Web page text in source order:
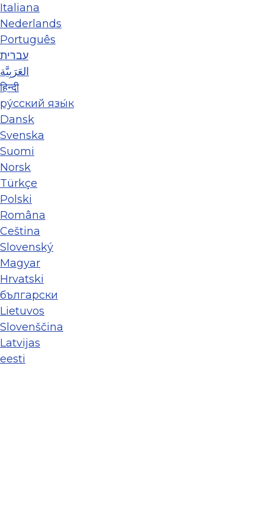
Italiana
Nederlands
Português
עברית
العَرَبِيَّة
हिन्दी
ру́сский язы́к
Dansk
Svenska
Suomi
Norsk
Türkçe
Polski
Româna
Ceština
Slovenský
Magyar
Hrvatski
български
Lietuvos
Slovenščina
Latvijas
eesti